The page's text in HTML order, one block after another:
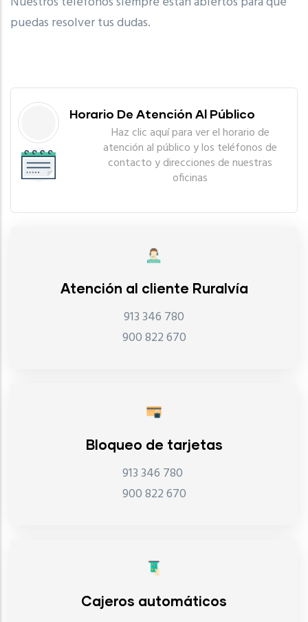
puedas resolver tus dudas.
Horario De Atención Al Público
Haz clic aquí para ver el horario de
atención al público y los teléfonos de
contacto y direcciones de nuestras
oficinas
Atención al cliente Ruralvía
913 346 780
900 822 670
Bloqueo de tarjetas
913 346 780
900 822 670
Cajeros automáticos